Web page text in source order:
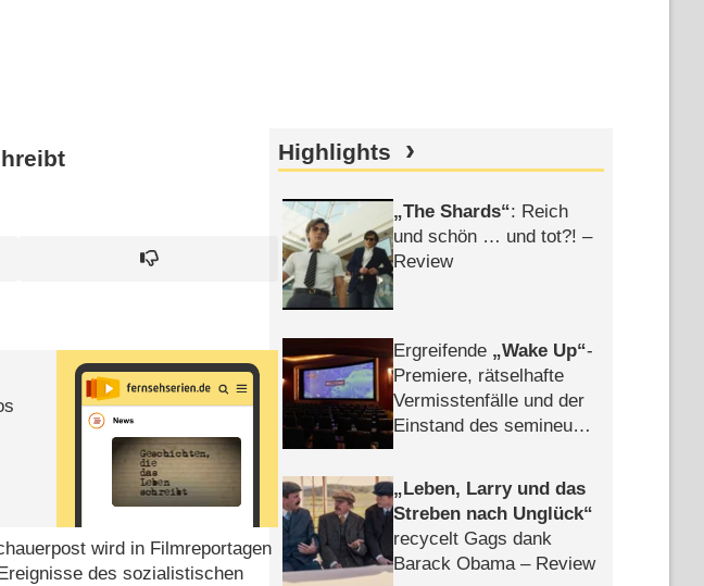
wird in Filmreportagen
des sozialistischen
Highlights
The Shards : Reich
und schön … und tot?! –
Review
Ergreifende Wake Up -
Premiere, rätselhafte
Vermisstenfälle und der
Einstand des semineuen
Leben, Larry und das
Streben nach Unglück
recycelt Gags dank
Barack Obama – Review